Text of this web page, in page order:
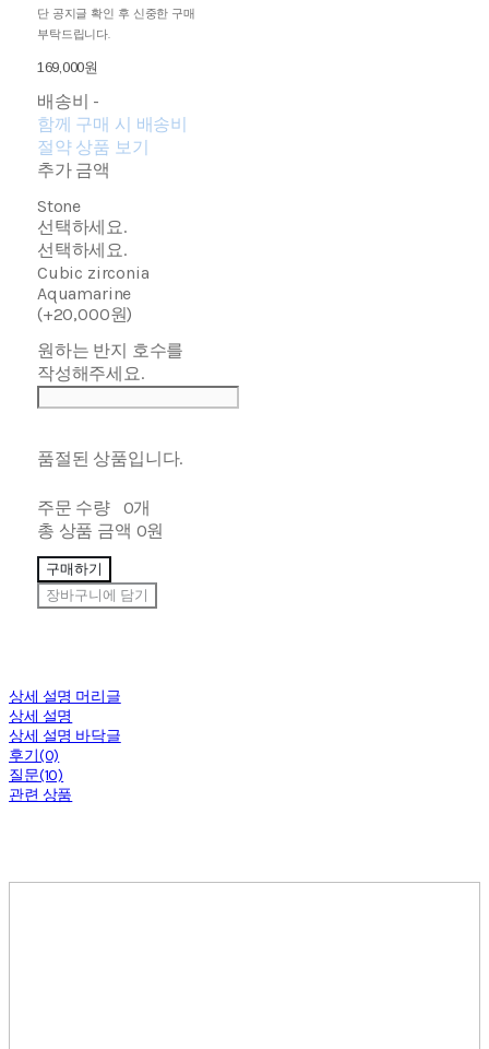
단 공지글 확인 후 신중한 구매
부탁드립니다.
169,000원
배송비 -
함께 구매 시 배송비
절약 상품 보기
추가 금액
Stone
선택하세요.
선택하세요.
Cubic zirconia
Aquamarine
(+20,000원)
원하는 반지 호수를
작성해주세요.
품절된 상품입니다.
주문 수량
0개
총 상품 금액 0원
구매하기
장바구니에 담기
상세 설명 머리글
상세 설명
상세 설명 바닥글
후기(0)
질문(10)
관련 상품